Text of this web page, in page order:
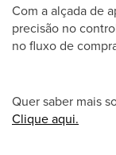
Com a alçada de
precisão no
no fluxo de
Quer saber mais
Clique aqui.